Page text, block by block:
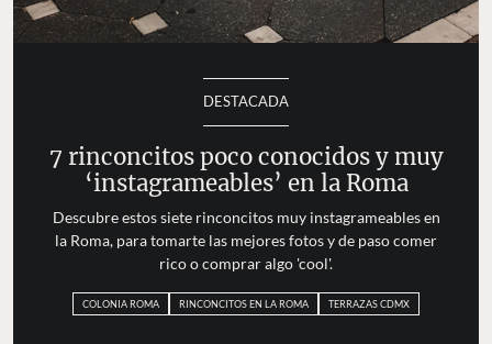
DESTACADA
7 rinconcitos poco conocidos y muy
‘instagrameables’ en la Roma
Descubre estos siete rinconcitos muy instagrameables en
la Roma, para tomarte las mejores fotos y de paso comer
rico o comprar algo 'cool'.
COLONIA ROMA RINCONCITOS EN LA ROMA TERRAZAS CDMX